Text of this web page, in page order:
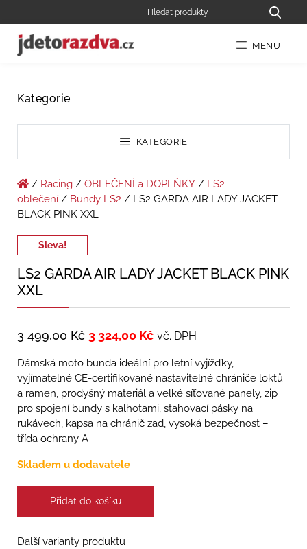
MENU
Kategorie
KATEGORIE
/ Racing / OBLEČENÍ a DOPLŇKY / LS2
oblečení / Bundy LS2 / LS2 GARDA AIR LADY JACKET
BLACK PINK XXL
Sleva!
LS2 GARDA AIR LADY JACKET BLACK PINK
XXL
3 499,00Kč 3 324,00 Kč vč. DPH
Dámská moto bunda ideální pro letní vyjížďky,
vyjímatelné CE-certifikované nastavitelné chrániče loktů
a ramen, prodyšný materiál a velké síťované panely, zip
pro spojení bundy s kalhotami, stahovací pásky na
rukávech, kapsa na chránič zad, vysoká bezpečnost –
třída ochrany A
Skladem u dodavatele
Přidat do košíku
Další varianty produktu